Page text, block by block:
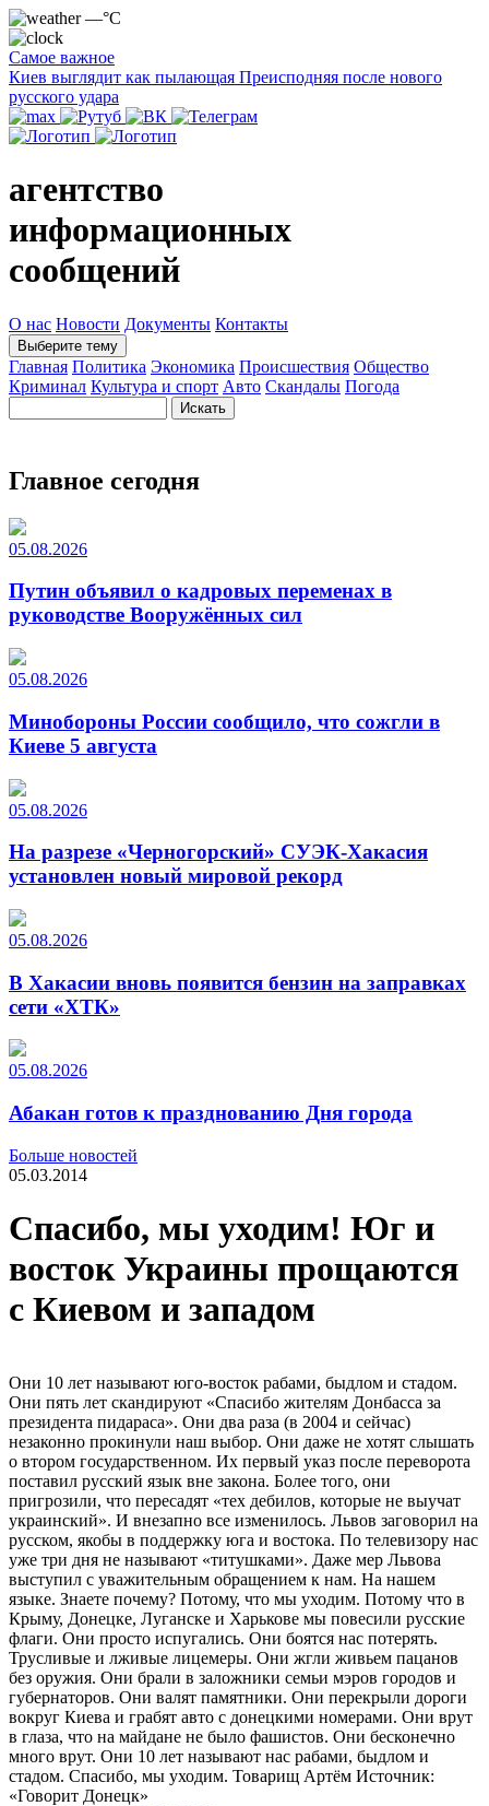
—°C
Самое важное
Киев выглядит как пылающая Преисподняя после нового
русского удара
агентство
информационных
сообщений
О нас Новости Документы Контакты
Выберите тему
Главная Политика Экономика Происшествия Общество
Криминал Культура и спорт Авто Скандалы Погода
Главное сегодня
05.08.2026
Путин объявил о кадровых переменах в
руководстве Вооружённых сил
05.08.2026
Минобороны России сообщило, что сожгли в
Киеве 5 августа
05.08.2026
На разрезе «Черногорский» СУЭК-Хакасия
установлен новый мировой рекорд
05.08.2026
В Хакасии вновь появится бензин на заправках
сети «ХТК»
05.08.2026
Абакан готов к празднованию Дня города
Больше новостей
05.03.2014
Спасибо, мы уходим! Юг и
восток Украины прощаются
с Киевом и западом
Они 10 лет называют юго-восток рабами, быдлом и стадом.
Они пять лет скандируют «Спасибо жителям Донбасса за
президента пидараса». Они два раза (в 2004 и сейчас)
незаконно прокинули наш выбор. Они даже не хотят слышать
о втором государственном. Их первый указ после переворота
поставил русский язык вне закона. Более того, они
пригрозили, что пересадят «тех дебилов, которые не выучат
украинский». И внезапно все изменилось. Львов заговорил на
русском, якобы в поддержку юга и востока. По телевизору нас
уже три дня не называют «титушками». Даже мер Львова
выступил с уважительным обращением к нам. На нашем
языке. Знаете почему? Потому, что мы уходим. Потому что в
Крыму, Донецке, Луганске и Харькове мы повесили русские
флаги. Они просто испугались. Они боятся нас потерять.
Трусливые и лживые лицемеры. Они жгли живьем пацанов
без оружия. Они брали в заложники семьи мэров городов и
губернаторов. Они валят памятники. Они перекрыли дороги
вокруг Киева и грабят авто с донецкими номерами. Они врут
в глаза, что на майдане не было фашистов. Они бесконечно
много врут. Они 10 лет называют нас рабами, быдлом и
стадом. Спасибо, мы уходим. Товарищ Артём Источник:
«Говорит Донецк»